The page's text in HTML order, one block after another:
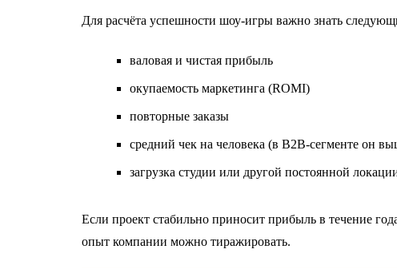
Для расчёта успешности шоу-игры важно знать
валовая и чистая прибыль
окупаемость маркетинга (ROMI)
повторные заказы
средний чек на человека (в B2B-сегменте он
загрузка студии или другой постоянной
Если проект стабильно приносит прибыль в течение
опыт компании можно тиражировать.